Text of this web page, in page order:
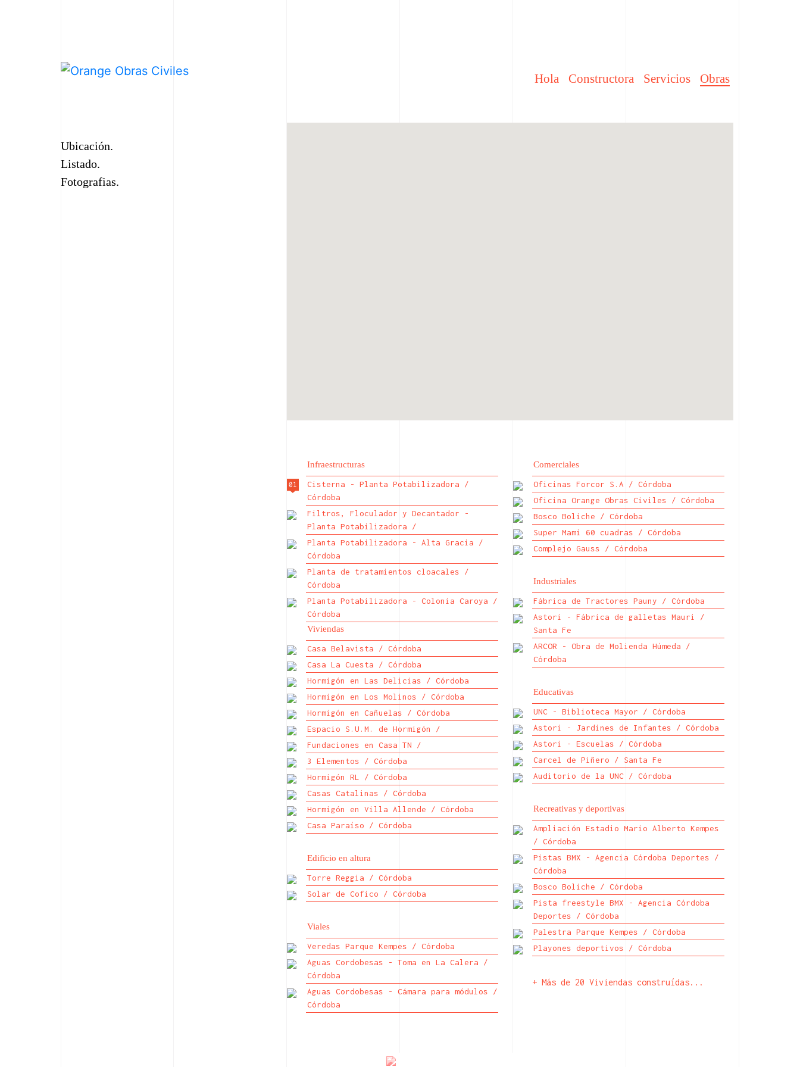
Hola Constructora Servicios Obras
Ubicación.
Listado.
Fotografias.
Infraestructuras
Cisterna - Planta Potabilizadora /
Córdoba
Filtros, Floculador y Decantador -
Planta Potabilizadora /
Planta Potabilizadora - Alta Gracia /
Córdoba
Planta de tratamientos cloacales /
Córdoba
Planta Potabilizadora - Colonia Caroya /
Córdoba
Viviendas
Casa Belavista / Córdoba
Casa La Cuesta / Córdoba
Hormigón en Las Delicias / Córdoba
Hormigón en Los Molinos / Córdoba
Hormigón en Cañuelas / Córdoba
Espacio S.U.M. de Hormigón /
Fundaciones en Casa TN /
3 Elementos / Córdoba
Hormigón RL / Córdoba
Casas Catalinas / Córdoba
Hormigón en Villa Allende / Córdoba
Casa Paraíso / Córdoba
Edificio en altura
Torre Reggia / Córdoba
Solar de Cofico / Córdoba
Viales
Veredas Parque Kempes / Córdoba
Aguas Cordobesas - Toma en La Calera /
Córdoba
Aguas Cordobesas - Cámara para módulos /
Córdoba
Comerciales
Oficinas Forcor S.A / Córdoba
Oficina Orange Obras Civiles / Córdoba
Bosco Boliche / Córdoba
Super Mami 60 cuadras / Córdoba
Complejo Gauss / Córdoba
Industriales
Fábrica de Tractores Pauny / Córdoba
Astori - Fábrica de galletas Mauri /
Santa Fe
ARCOR - Obra de Molienda Húmeda /
Córdoba
Educativas
UNC - Biblioteca Mayor / Córdoba
Astori - Jardines de Infantes / Córdoba
Astori - Escuelas / Córdoba
Carcel de Piñero / Santa Fe
Auditorio de la UNC / Córdoba
Recreativas y deportivas
Ampliación Estadio Mario Alberto Kempes
/ Córdoba
Pistas BMX - Agencia Córdoba Deportes /
Córdoba
Bosco Boliche / Córdoba
Pista freestyle BMX - Agencia Córdoba
Deportes / Córdoba
Palestra Parque Kempes / Córdoba
Playones deportivos / Córdoba
+ Más de 20 Viviendas construídas...